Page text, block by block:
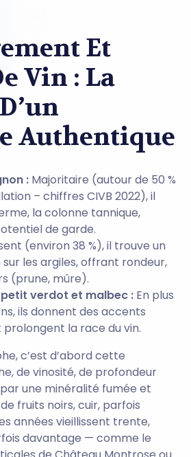
Et
Vin : La
Authentique
:Majoritaire (autour de 50 %
– chiffres CIVB 2022), il
la colonne tannique,
de garde.
(environ 38 %), il trouve un
les argiles, offrant rondeur,
(prune, mûre).
verdot et malbec :En plus
ils donnent des accents
prolongent la race du vin.
c’est d’abord cette
de vinosité, de profondeur
une minéralité fumée et
fruits noirs, cuir, parfois
années vieillissent trente,
davantage — comme le